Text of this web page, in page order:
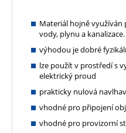
Materiál hojně
vody, plynu a kanalizace.
výhodou je dobré
lze použít v prostředí s
elektrický proud
prakticky nulová
vhodné pro připojení
vhodné pro provizorní